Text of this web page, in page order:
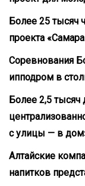
Более 25 тысяч
проекта
Соревнования
ипподром в
Более 2,5
с улицы — в
Алтайские
напитков